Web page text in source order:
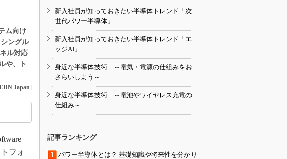
ム向け
ングル
ル対応
や、ト
Japan]
フォ
新入社員が知っておきたい半導体トレンド「次
世代パワー半導体」
新入社員が知っておきたい半導体トレンド「エ
ッジAI」
身近な半導体技術 ～電気・電源の仕組みをお
さらいしよう～
身近な半導体技術 ～電池やワイヤレス充電の
仕組み～
記事ランキング
パワー半導体とは？ 基礎知識や将来性を分かり